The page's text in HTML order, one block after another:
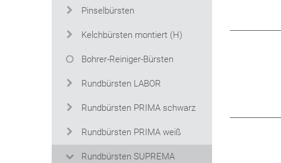
Pinselbürsten
Kelchbürsten montiert (H)
Bohrer-Reiniger-Bürsten
Rundbürsten LABOR
Rundbürsten PRIMA schwarz
Rundbürsten PRIMA weiß
Rundbürsten SUPREMA